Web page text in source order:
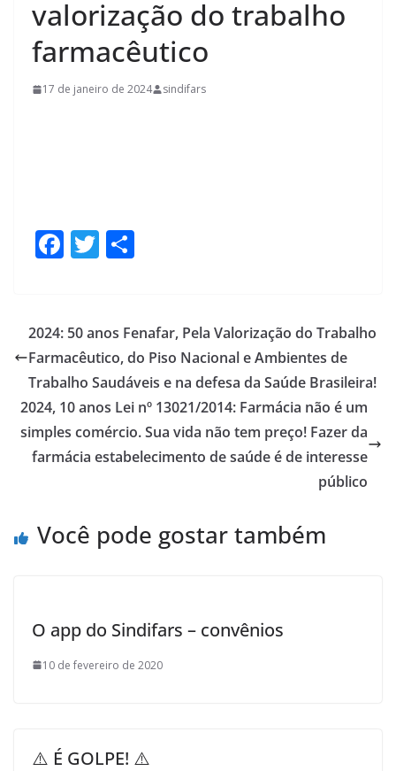
valorização do trabalho
farmacêutico
17 de janeiro de 2024 sindifars
F
ac
b
o
o
k
T
w
er e
2024: 50 anos Fenafar, Pela Valorização do Trabalho
Farmacêutico, do Piso Nacional e Ambientes de
Trabalho Saudáveis e na defesa da Saúde Brasileira!
2024, 10 anos Lei nº 13021/2014: Farmácia não é um
simples comércio. Sua vida não tem preço! Fazer da
farmácia estabelecimento de saúde é de interesse
público
Você pode gostar também
O app do Sindifars – convênios
10 de fevereiro de 2020
⚠️ É GOLPE! ⚠️